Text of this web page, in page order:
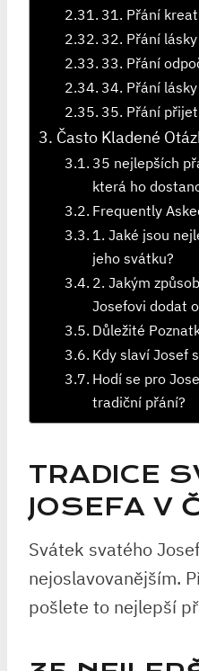
31. Přání
32. Přání
33. Přání
34. Přání
35. Přání
Často Kladené
35 nejlepších
která ho
Frequently
1. Jaké jsou
jeho svátku?
2. Jakým
Josefovi dodat
Důležité
Kdy slaví Josef
Hodí se pro
tradiční přání?
TRADICE
JOSEFA V
Svátek svatého
nejoslavovanějším.
pošlete to nejlepší